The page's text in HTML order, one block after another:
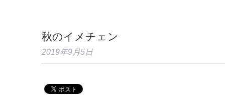
秋のイメチェン
2019年9月5日